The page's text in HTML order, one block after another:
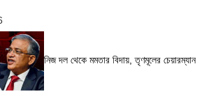
নিজ দল থেকে মমতার বিদায়, তৃণমূলের চেয়ারম্যান